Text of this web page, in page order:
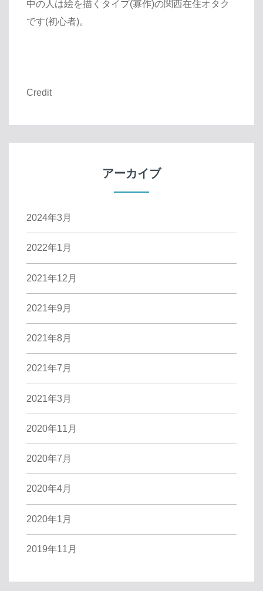
中の人は絵を描くタイプ(寡作)の関西在住オタク
です(初心者)。
Credit
アーカイブ
2024年3月
2022年1月
2021年12月
2021年9月
2021年8月
2021年7月
2021年3月
2020年11月
2020年7月
2020年4月
2020年1月
2019年11月